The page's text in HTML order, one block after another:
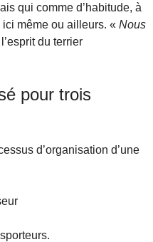
qui comme d’habitude, à
même ou ailleurs. « Nous
du terrier
pour trois
d’organisation d’une